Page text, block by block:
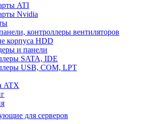
ATI
Nvidia
контроллеры вентиляторов
корпуса HDD
и панели
SATA, IDE
USB, COM, LPT
ATX
для серверов